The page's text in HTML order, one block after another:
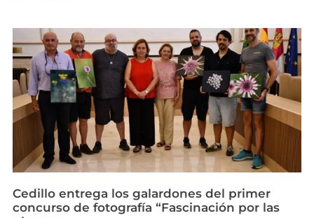
Cedillo entrega los galardones del primer
concurso de fotografía “Fascinación por las